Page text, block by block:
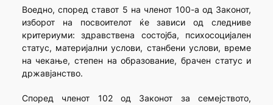
Воедно, според ставот 5 на членот 100-а од Законот,
изборот на посвоителот ќе зависи од следниве
критериуми: здравствена состојба, психосоцијален
статус, материјални услови, станбени услови, време
на чекање, степен на образование, брачен статус и
државјанство.
Според членот 102 од Законот за семејството,